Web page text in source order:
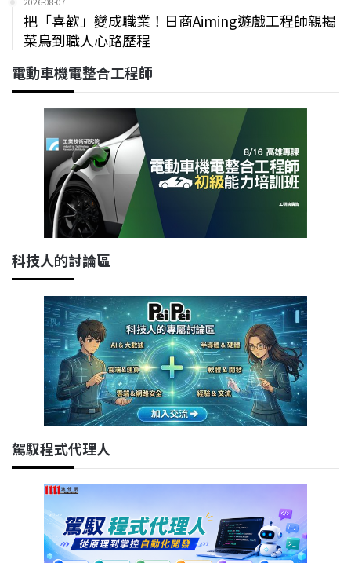
把「喜歡」變成職業！日商Aiming遊戲工程師親揭
菜鳥到職人心路歷程
電動車機電整合工程師
科技人的討論區
駕馭程式代理人